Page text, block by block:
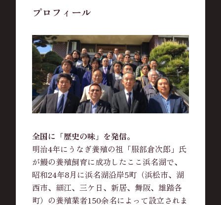
プロフィール
全国に「歴史の味」を発信。
明治4年にうなぎ養殖の祖「服部倉次郎」氏
が鰻の養殖飼育に成功したここ浜名湖で、
昭和24年8月に浜名湖沿岸5町（浜松市、湖
西市、細江、三ケ日、新居、舞阪、雄踏各
町）の養殖業者150余名によって設立されま